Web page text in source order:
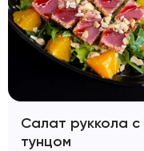
Салат руккола с
тунцом